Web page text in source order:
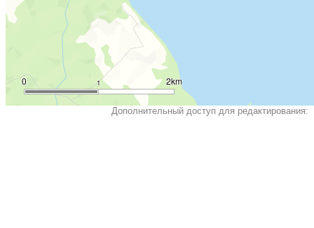
1
0 2km
Дополнительный доступ для редактирования: